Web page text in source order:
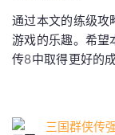
通过本文的练级攻
游戏的乐趣。希望
传8中取得更好的成
三国群侠传